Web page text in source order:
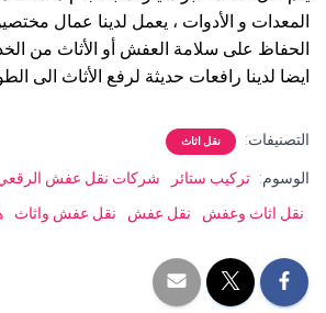
المعدات و الأدوات ، يعمل لدينا عمال
الحفاظ على سلامة العفش أو الأثاث من
ايضا لدينا رافعات حديثة لرفع الأثاث الى
التصنيفات: نقل اثاث
الوسوم: تركيب ستائر شركات نقل عفش
نقل اثاث وعفش
نقل عفش نقل عفش واثاث